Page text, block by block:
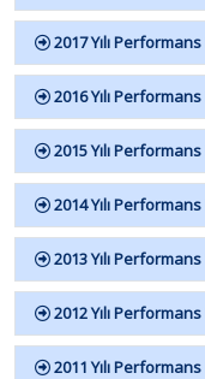
2017 Yılı
2016 Yılı
2015 Yılı
2014 Yılı
2013 Yılı
2012 Yılı
2011 Yılı